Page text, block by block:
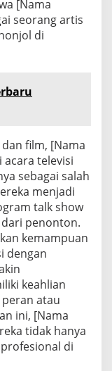
[Nama
seorang artis
di
film, [Nama
televisi
sebagai salah
menjadi
talk show
penonton.
kemampuan
dengan
keahlian
atau
ini, [Nama
tidak hanya
di